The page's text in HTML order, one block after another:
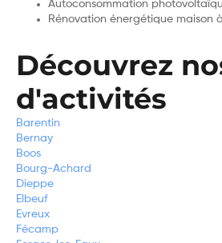
Autoconsommation
Rénovation énergétique maison
Découvrez
d'activités
Barentin
Bernay
Boos
Bourg-Achard
Dieppe
Elbeuf
Evreux
Fécamp